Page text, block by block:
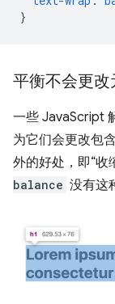
}
平衡不会更
一些 JavaScript
为它们会更改包
外的好处，即“收
balance 没有这